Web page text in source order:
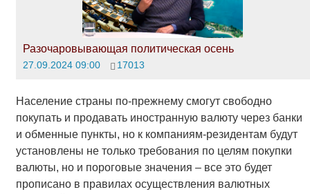
Разочаровывающая политическая осень
27.09.2024 09:00 17013
Население страны по-прежнему смогут свободно
покупать и продавать иностранную валюту через банки
и обменные пункты, но к компаниям-резидентам будут
установлены не только требования по целям покупки
валюты, но и пороговые значения – все это будет
прописано в правилах осуществления валютных